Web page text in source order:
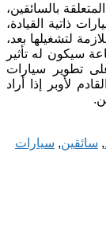
بالسائقين،
ذاتية القيادة،
لتشغيلها بعد،
توفر سيارات أوبر على مدار 24 ساعة سيكون له تأثير
تطوير سيارات
لأوبر إذا أراد
, سائقين, سيارات